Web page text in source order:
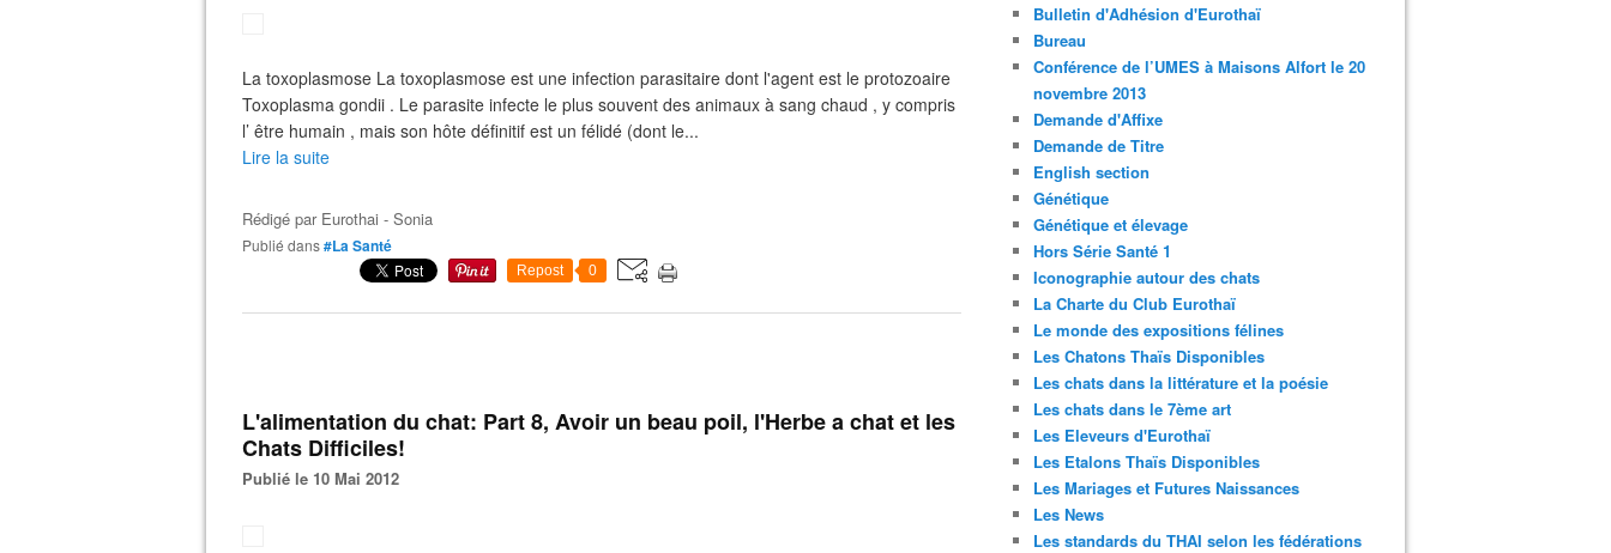
La toxoplasmose La toxoplasmose est une infection parasitaire dont l'agent est le protozoaire
Toxoplasma gondii . Le parasite infecte le plus souvent des animaux à sang chaud , y compris
l’ être humain , mais son hôte définitif est un félidé (dont le...
Lire la suite
Rédigé par Eurothai - Sonia
Publié dans#La Santé
Repost 0
L'alimentation du chat: Part 8, Avoir un beau poil, l'Herbe a chat et les
Chats Difficiles!
Publié le 10 Mai 2012
Bulletin d'Adhésion d'Eurothaï
Bureau
Conférence de l’UMES à Maisons Alfort le 20
novembre 2013
Demande d'Affixe
Demande de Titre
English section
Génétique
Génétique et élevage
Hors Série Santé 1
Iconographie autour des chats
La Charte du Club Eurothaï
Le monde des expositions félines
Les Chatons Thaïs Disponibles
Les chats dans la littérature et la poésie
Les chats dans le 7ème art
Les Eleveurs d'Eurothaï
Les Etalons Thaïs Disponibles
Les Mariages et Futures Naissances
Les News
Les standards du THAI selon les fédérations